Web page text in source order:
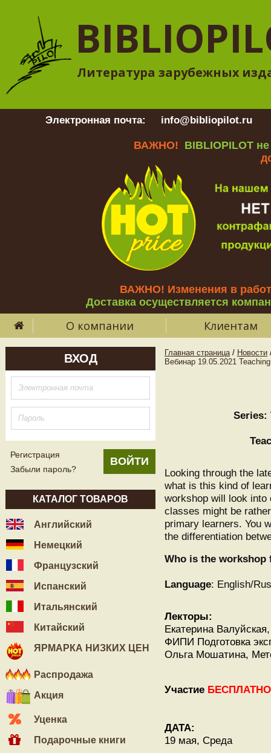
Литература зарубежных
Электронная почта: info@bibliopilot.ru
ВАЖНО! BIBLIOPILOT
ВАЖНО! Изменения в
Доставка осуществляется
О компании Клиентам
ВХОД
Регистрация
Забыли пароль?
КАТАЛОГ ТОВАРОВ
Английский
Немецкий
Французский
Испанский
Итальянский
Китайский
ЯРМАРКА НИЗКИХ ЦЕН
Распродажа
Акция
Уценка
Подарочные книги
Главная страница / Новости
Вебинар 19.05.2021
Series:
Looking through the
what is this kind of
workshop will look
classes might be
primary learners. You
the differentiation
Who is the workshop
Language: English/
Лекторы:
Екатерина
ФИПИ Подготовка
Ольга Мошатина,
Участие
ДАТА:
19 мая, Среда